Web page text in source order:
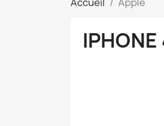
IPHONE